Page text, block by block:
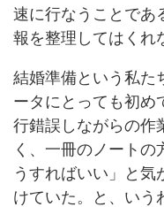
速に行なうことであ
報を整理してはくれ
結婚準備という私た
ータにとっても初め
行錯誤しながらの作
く、一冊のノートの
うすればいい」と気
けていた。と、いう